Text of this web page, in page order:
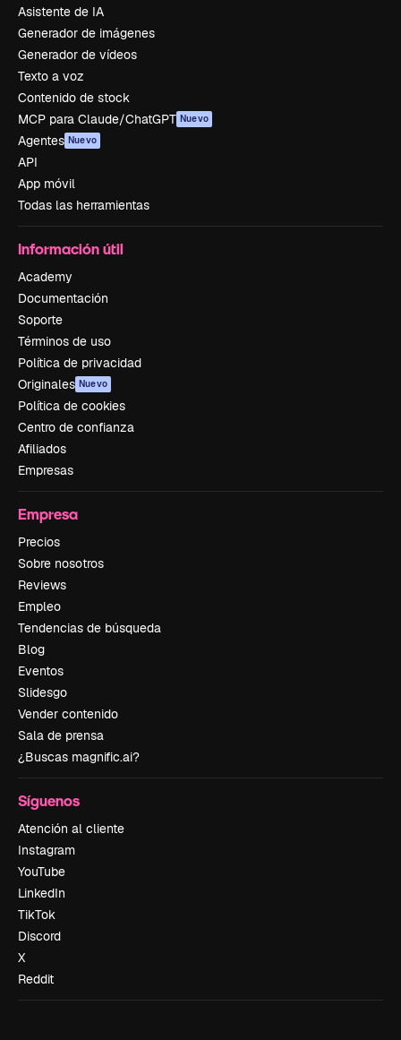
Asistente de IA
Generador de imágenes
Generador de vídeos
Texto a voz
Contenido de stock
MCP para Claude/ChatGPT Nuevo
Agentes Nuevo
API
App móvil
Todas las herramientas
Información útil
Academy
Documentación
Soporte
Términos de uso
Política de privacidad
Originales Nuevo
Política de cookies
Centro de confianza
Afiliados
Empresas
Empresa
Precios
Sobre nosotros
Reviews
Empleo
Tendencias de búsqueda
Blog
Eventos
Slidesgo
Vender contenido
Sala de prensa
¿Buscas magnific.ai?
Síguenos
Atención al cliente
Instagram
YouTube
LinkedIn
TikTok
Discord
X
Reddit